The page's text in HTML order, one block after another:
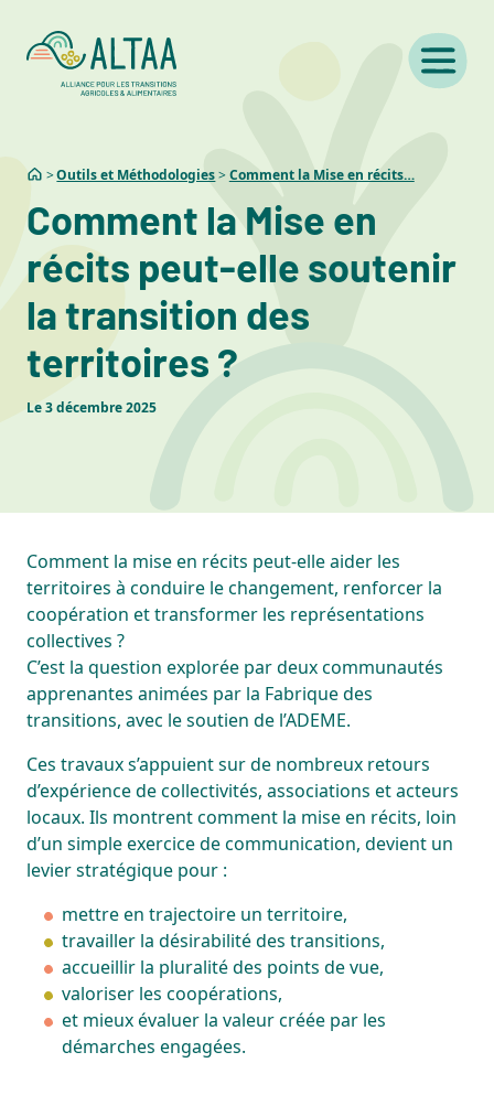
Outils et Méthodologies Comment la Mise en récits…
Comment la Mise en
récits peut-elle soutenir
la transition des
territoires ?
Le3 décembre 2025
Comment la mise en récits peut-elle aider les
territoires à conduire le changement, renforcer la
coopération et transformer les représentations
collectives ?
C’est la question explorée par deux communautés
apprenantes animées par la Fabrique des
transitions, avec le soutien de l’ADEME.
Ces travaux s’appuient sur de nombreux retours
d’expérience de collectivités, associations et acteurs
locaux. Ils montrent comment la mise en récits, loin
d’un simple exercice de communication, devient un
levier stratégique pour :
mettre en trajectoire un territoire,
travailler la désirabilité des transitions,
accueillir la pluralité des points de vue,
valoriser les coopérations,
et mieux évaluer la valeur créée par les
démarches engagées.